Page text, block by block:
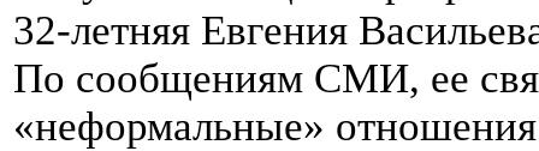
32-летняя Евгения
По сообщениям СМИ, ее
«неформальные»